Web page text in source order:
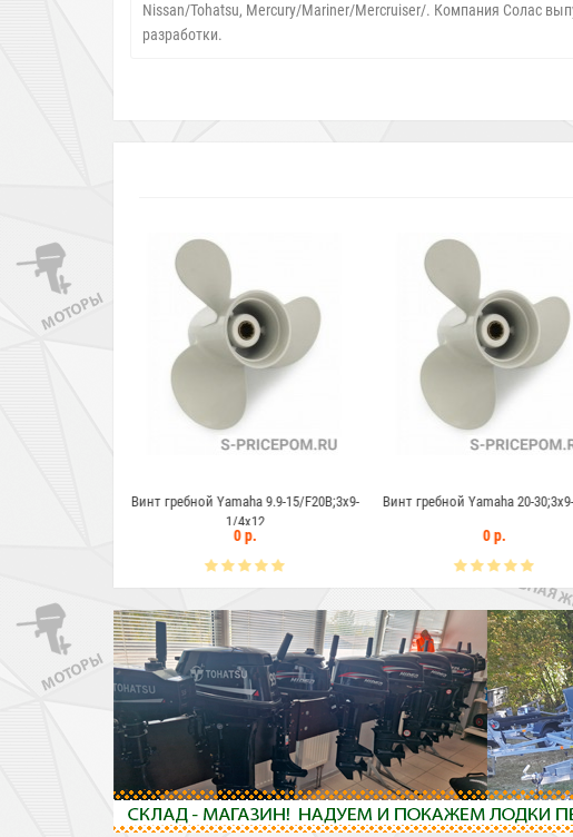
Nissan/Tohatsu, Mercury/Mariner/Mercruiser/. Компания Солас
разработки.
9.9-15/F20B;3x9-
Винт гребной Yamaha 20-30;3x9-7/8x9
Винт гребной Yamaha 20-